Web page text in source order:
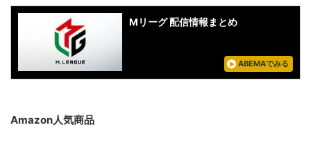
Mリーグ 配信情報まとめ
ABEMAでみる
Amazon人気商品